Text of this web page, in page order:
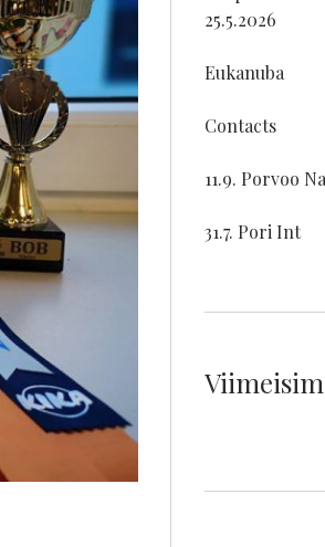
25.5.2026
Eukanuba
Contacts
11.9. Porvoo
31.7. Pori Int